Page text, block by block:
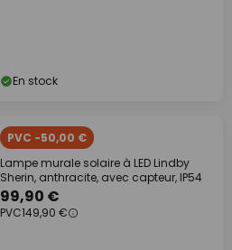
En stock
PVC -50,00 €
Lampe murale solaire à LED Lindby
Sherin, anthracite, avec capteur, IP54
99,90 €
PVC149,90 €